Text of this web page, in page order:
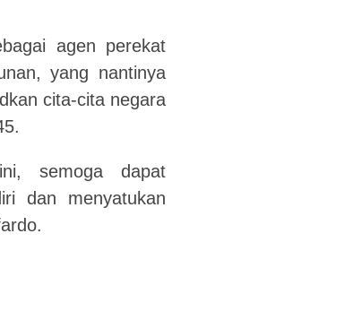
agen perekat
yang nantinya
cita-cita negara
semoga dapat
dan menyatukan